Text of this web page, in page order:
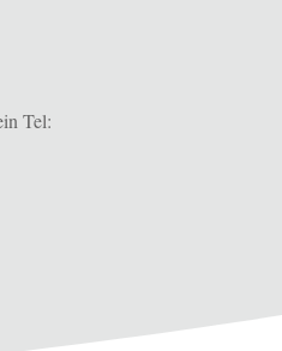
Tel: